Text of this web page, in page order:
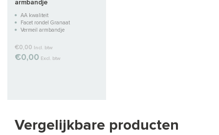
armbandje
AA kwaliteit
Facet rondel Granaat
Vermeil armbandje
€0,00 Incl. btw
€0,00 Excl. btw
Vergelijkbare producten